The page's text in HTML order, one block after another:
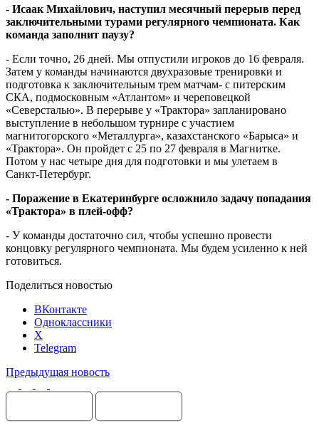
- Исаак Михайлович, наступил месячный перерыв перед
заключительными турами регулярного чемпионата. Как
команда заполнит паузу?
- Если точно, 26 дней. Мы отпустили игроков до 16 февраля.
Затем у команды начинаются двухразовые тренировки и
подготовка к заключительным трем матчам- с питерским
СКА, подмосковным «Атлантом» и череповецкой
«Северсталью». В перерыве у «Трактора» запланировано
выступление в небольшом турнире с участием
магнитогорского «Металлурга», казахстанского «Барыса» и
«Трактора». Он пройдет с 25 по 27 февраля в Магнитке.
Потом у нас четыре дня для подготовки и мы улетаем в
Санкт-Петербург.
- Поражение в Екатеринбурге осложнило задачу попадания
«Трактора» в плей-офф?
- У команды достаточно сил, чтобы успешно провести
концовку регулярного чемпионата. Мы будем усиленно к ней
готовиться.
Поделиться новостью
ВКонтакте
Одноклассники
X
Telegram
Предыдущая новость